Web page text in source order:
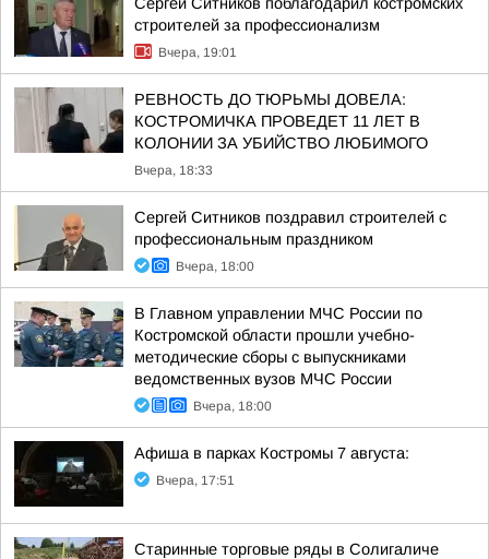
строителей за профессионализм
Вчера, 19:01
РЕВНОСТЬ ДО ТЮРЬМЫ ДОВЕЛА:
КОСТРОМИЧКА ПРОВЕДЕТ 11 ЛЕТ В
КОЛОНИИ ЗА УБИЙСТВО ЛЮБИМОГО
Вчера, 18:33
Сергей Ситников поздравил строителей с
профессиональным праздником
Вчера, 18:00
В Главном управлении МЧС России по
Костромской области прошли учебно-
методические сборы с выпускниками
ведомственных вузов МЧС России
Вчера, 18:00
Афиша в парках Костромы 7 августа:
Вчера, 17:51
Старинные торговые ряды в Солигаличе